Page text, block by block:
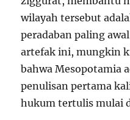
wilayah tersebut
peradaban paling
artefak ini, mungkin
bahwa Mesopotamia
penulisan pertama
hukum tertulis mulai